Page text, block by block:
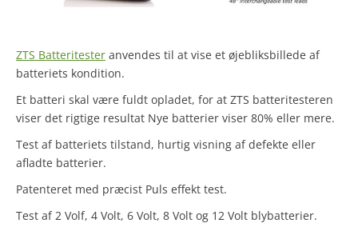
ZTS Batteritester anvendes til at vise et øjebliksbillede af
batteriets kondition.
Et batteri skal være fuldt opladet, for at ZTS batteritesteren
viser det rigtige resultat Nye batterier viser 80% eller mere.
Test af batteriets tilstand, hurtig visning af defekte eller
afladte batterier.
Patenteret med præcist Puls effekt test.
Test af 2 Volf, 4 Volt, 6 Volt, 8 Volt og 12 Volt blybatterier.